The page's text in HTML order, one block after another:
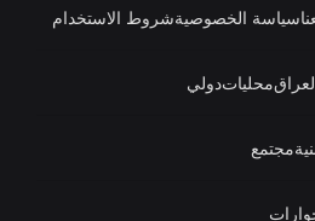
سياسة الخصوصيةشروط الاستخدام
محلياتدولي
مجتمع